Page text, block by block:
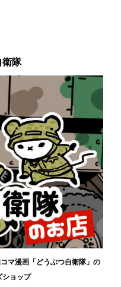
衛隊
マ漫画「どうぶつ自衛隊」の
ショップ